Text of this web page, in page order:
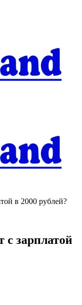
в 2000 рублей?
с зарплатой